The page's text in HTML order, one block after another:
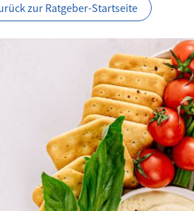
zur Ratgeber-Startseite